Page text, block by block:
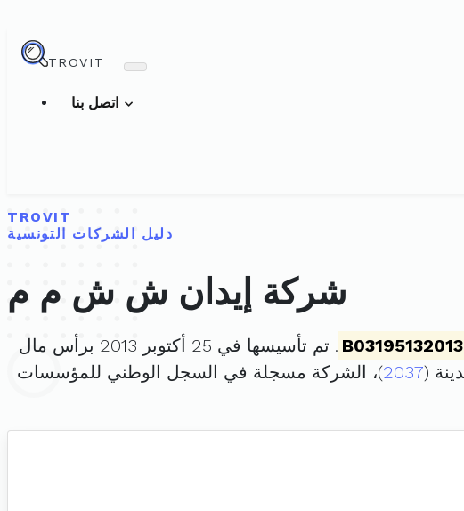
TROVIT
TROVIT
دليل الشركات التونسية
شركة إيدان ش ش م م
B03195132013
. تم تأسيسها في 25 أكتوبر 2013 برأس مال
2037)، الشركة مسجلة في السجل الوطني للمؤسسات